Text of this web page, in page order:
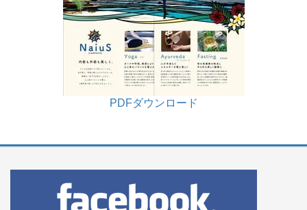
PDFダウンロード